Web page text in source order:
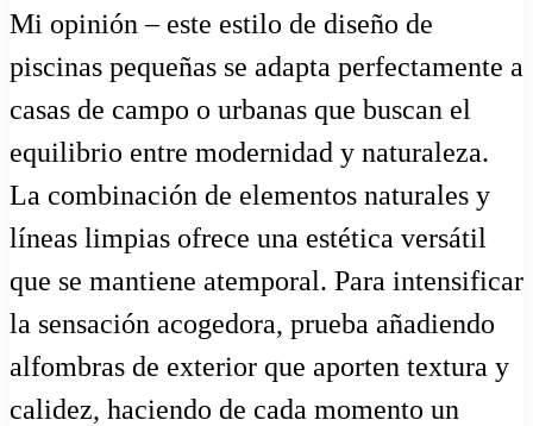
Mi opinión – este estilo de diseño de
piscinas pequeñas se adapta perfectamente a
casas de campo o urbanas que buscan el
equilibrio entre modernidad y naturaleza.
La combinación de elementos naturales y
líneas limpias ofrece una estética versátil
que se mantiene atemporal. Para intensificar
la sensación acogedora, prueba añadiendo
alfombras de exterior que aporten textura y
calidez, haciendo de cada momento un